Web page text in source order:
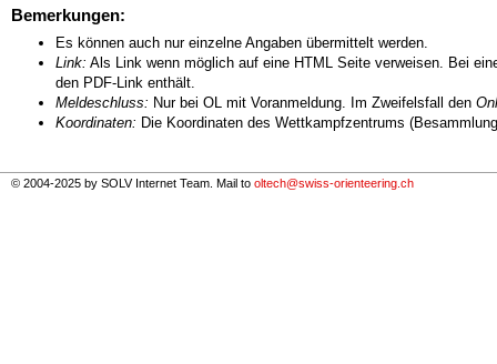
Bemerkungen:
Es können auch nur einzelne Angaben übermittelt werden.
Link: Als Link wenn möglich auf eine HTML Seite verweisen. Bei
den PDF-Link enthält.
Meldeschluss: Nur bei OL mit Voranmeldung. Im Zweifelsfall den
Koordinaten: Die Koordinaten des Wettkampfzentrums
© 2004-2025 by SOLV Internet Team. Mail to oltech@swiss-orienteering.ch